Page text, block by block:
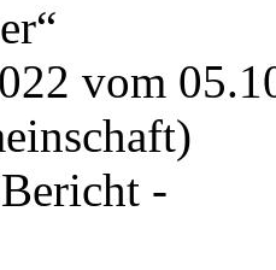
vom
-